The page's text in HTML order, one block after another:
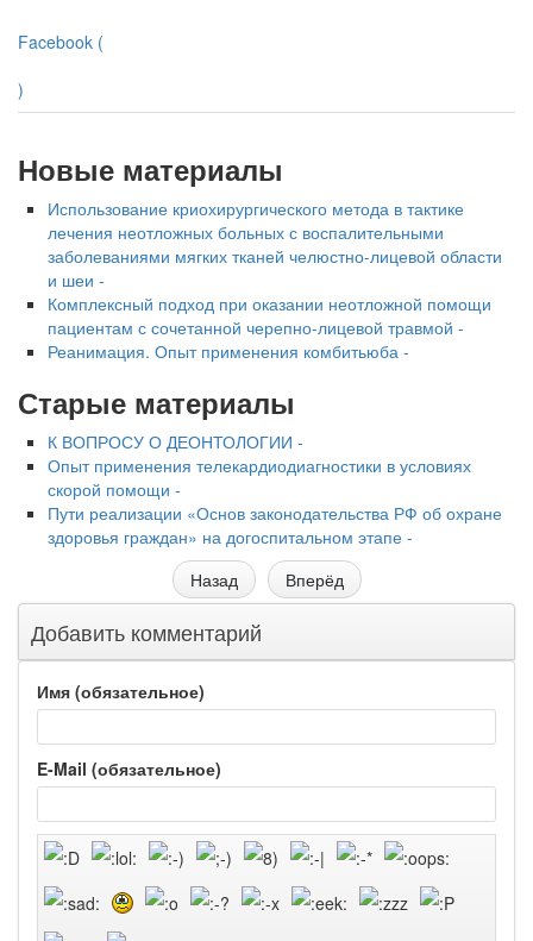
Facebook (
)
Новые материалы
Использование криохирургического метода в тактике
лечения неотложных больных с воспалительными
заболеваниями мягких тканей челюстно-лицевой области
и шеи -
Комплексный подход при оказании неотложной помощи
пациентам с сочетанной черепно-лицевой травмой -
Реанимация. Опыт применения комбитьюба -
Старые материалы
К ВОПРОСУ О ДЕОНТОЛОГИИ -
Опыт применения телекардиодиагностики в условиях
скорой помощи -
Пути реализации «Основ законодательства РФ об охране
здоровья граждан» на догоспитальном этапе -
Назад
Вперёд
Добавить комментарий
Имя (обязательное)
E-Mail (обязательное)